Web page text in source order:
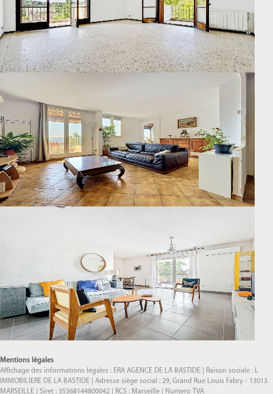
Mentions légales
Affichage des informations légales : ERA AGENCE DE LA BASTIDE | Raison sociale : L
IMMOBILIERE DE LA BASTIDE | Adresse siège social : 29, Grand Rue Louis Fabry - 13013
MARSEILLE | Siret : 35368144800042 | RCS : Marseille | Numero TVA